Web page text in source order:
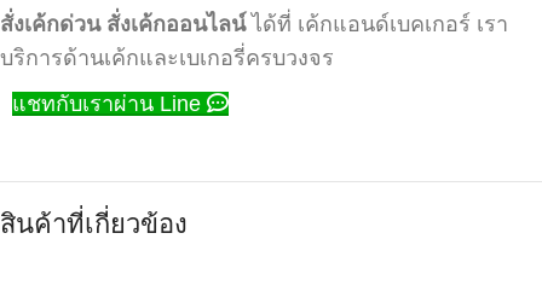
สั่งเค้กด่วน สั่งเค้กออนไลน์ได้ที่ เค้กแอนด์เบคเกอร์ เรา
บริการด้านเค้กและเบเกอรี่ครบวงจร
แชทกับเราผ่าน Line
สินค้าที่เกี่ยวข้อง